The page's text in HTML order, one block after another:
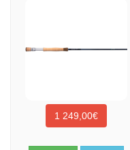
1 249,00€